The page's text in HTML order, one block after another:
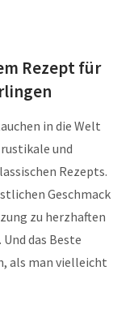
Rezept für
in die Welt
und
Rezepts.
Geschmack
zu herzhaften
das Beste
als man vielleicht